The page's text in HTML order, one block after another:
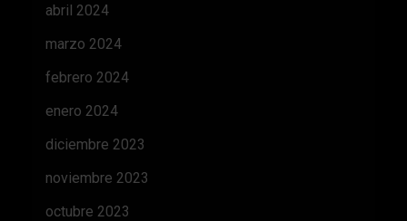
abril 2024
marzo 2024
febrero 2024
enero 2024
diciembre 2023
noviembre 2023
octubre 2023